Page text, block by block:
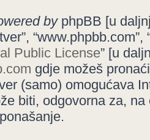
byphpBB [u
Public License” [u
gdje možeš
(samo) omogućava
biti, odgovorna za,